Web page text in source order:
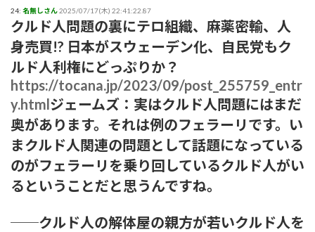
24: 名無しさん2025/07/17(木) 22:41:22.87
クルド人問題の裏にテロ組織、麻薬密輸、人
身売買!? 日本がスウェーデン化、自民党もク
ルド人利権にどっぷりか？
https://tocana.jp/2023/09/post_255759_entr
y.htmlジェームズ：実はクルド人問題にはまだ
奥があります。それは例のフェラーリです。い
まクルド人関連の問題として話題になっている
のがフェラーリを乗り回しているクルド人がい
るということだと思うんですね。
──クルド人の解体屋の親方が若いクルド人を